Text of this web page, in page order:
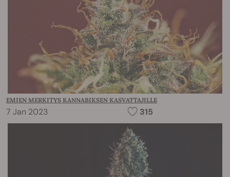
EMIEN MERKITYS KANNABIKSEN KASVATTAJILLE
7 Jan 2023 315